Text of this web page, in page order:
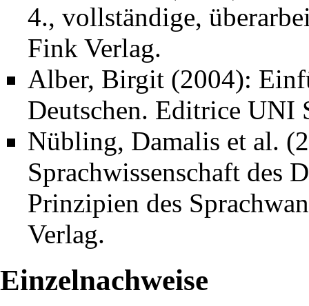
4., vollständige,
Fink Verlag.
Alber, Birgit (2004):
Deutschen. Editrice UNI
Nübling, Damalis et al.
Sprachwissenschaft des
Prinzipien des
Verlag.
Einzelnachweise